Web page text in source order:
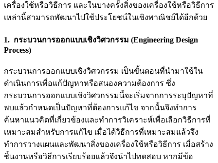
เครื่องใช้หรือวิธีการ และในบางครั้งสิ่งของเครื่องใช้หรือวิธีการ
เหล่านี้สามารถพัฒนาไปใช้ประโยชน์ในเชิงพาณิชย์ได้อีกด้วย
1. กระบวนการออกแบบเชิงวิศวกรรม (Engineering Design
Process)
กระบวนการออกแบบเชิงวิศวกรรม เป็นขั้นตอนที่นำมาใช้ใน
ดำเนินการเพื่อแก้ปัญหาหรือสนองความต้องการ ซึ่ง
กระบวนการออกแบบเชิงวิศวกรรมนี้จะเริ่มจากการระบุปัญหาที่
พบแล้วกำหนดเป็นปัญหาที่ต้องการแก้ไข จากนั้นจึงทำการ
ค้นหาแนวคิดที่เกี่ยวข้องและทำการวิเคราะห์เพื่อเลือกวิธีการที่
เหมาะสมสำหรับการแก้ไข เมื่อได้วิธีการที่เหมาะสมแล้วจึง
ทำการวางแผนและพัฒนาสิ่งของเครื่องใช้หรือวิธีการ เมื่อสร้าง
ชิ้นงานหรือวิธีการเรียบร้อยแล้วจึงนำไปทดสอบ หากมีข้อ